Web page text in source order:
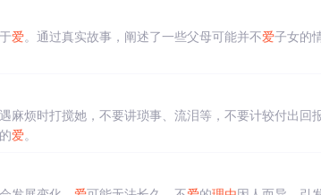
爱。通过真实故事，阐述了一些父母可能并不爱子女的
烦时打搅她，不要讲琐事、流泪等，不要计较付出回
爱。